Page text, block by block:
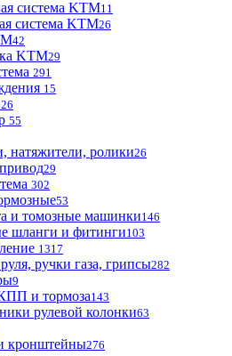
система KTM11
система KTM26
42
KTM29
291
15
55
натяжители, ролики26
29
302
53
и томозные машинки146
шланги и фитинги103
1317
ручки газа, грипсы282
9
и тормоза143
рулевой колонки63
кронштейны276